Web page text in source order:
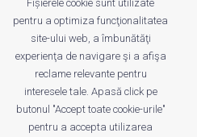
Learn how your
processed.
Fișierele cookie sunt utilizate
pentru a optimiza funcţionalitatea
site-ului web, a îmbunătăţi
experienţa de navigare şi a afişa
reclame relevante pentru
interesele tale. Apasă click pe
butonul "Accept toate cookie-urile"
pentru a accepta utilizarea